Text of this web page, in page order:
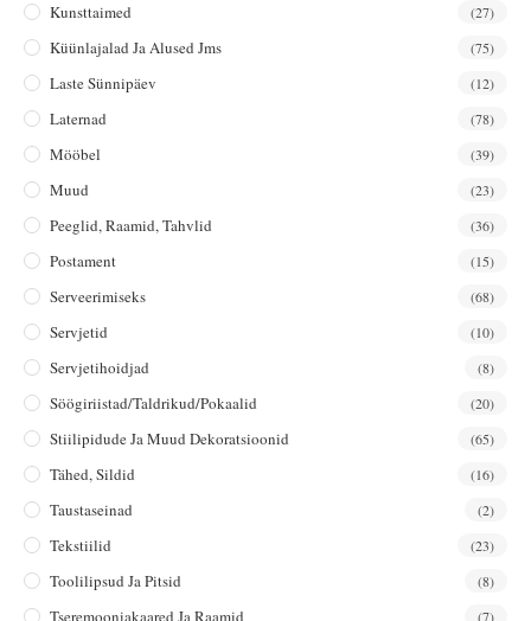
Kunsttaimed (27)
Küünlajalad Ja Alused Jms (75)
Laste Sünnipäev (12)
Laternad (78)
Mööbel (39)
Muud (23)
Peeglid, Raamid, Tahvlid (36)
Postament (15)
Serveerimiseks (68)
Servjetid (10)
Servjetihoidjad (8)
Söögiriistad/taldrikud/pokaalid (20)
Stiilipidude Ja Muud Dekoratsioonid (65)
Tähed, Sildid (16)
Taustaseinad (2)
Tekstiilid (23)
Toolilipsud Ja Pitsid (8)
Tseremooniakaared Ja Raamid (7)